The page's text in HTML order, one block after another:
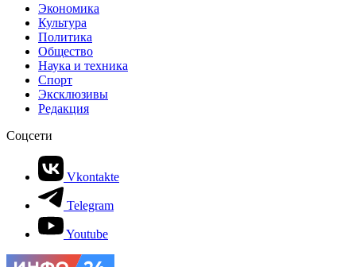
Экономика
Культура
Политика
Общество
Наука и техника
Спорт
Эксклюзивы
Редакция
Соцсети
Vkontakte
Telegram
Youtube